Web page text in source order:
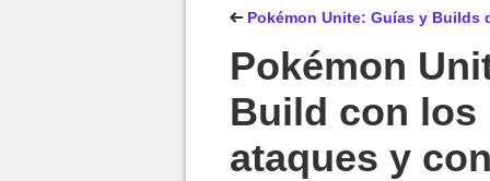
Pokémon Unite: Guías y
Pokémon
Build con los
ataques y